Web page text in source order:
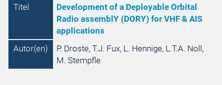
Titel
Development of a Deployable Orbital
Radio assemblY (DORY) for VHF & AIS
applications
Autor(en)
P. Droste, T.J. Fux, L. Hennige, L.T.A. Noll,
M. Stempfle